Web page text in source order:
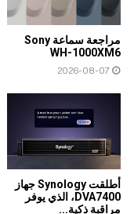
مراجعة سماعة Sony
WH-1000XM6
2026-08-07
أطلقت Synology جهاز
DVA7400، الذي يوفر
مراقبة ذكية...